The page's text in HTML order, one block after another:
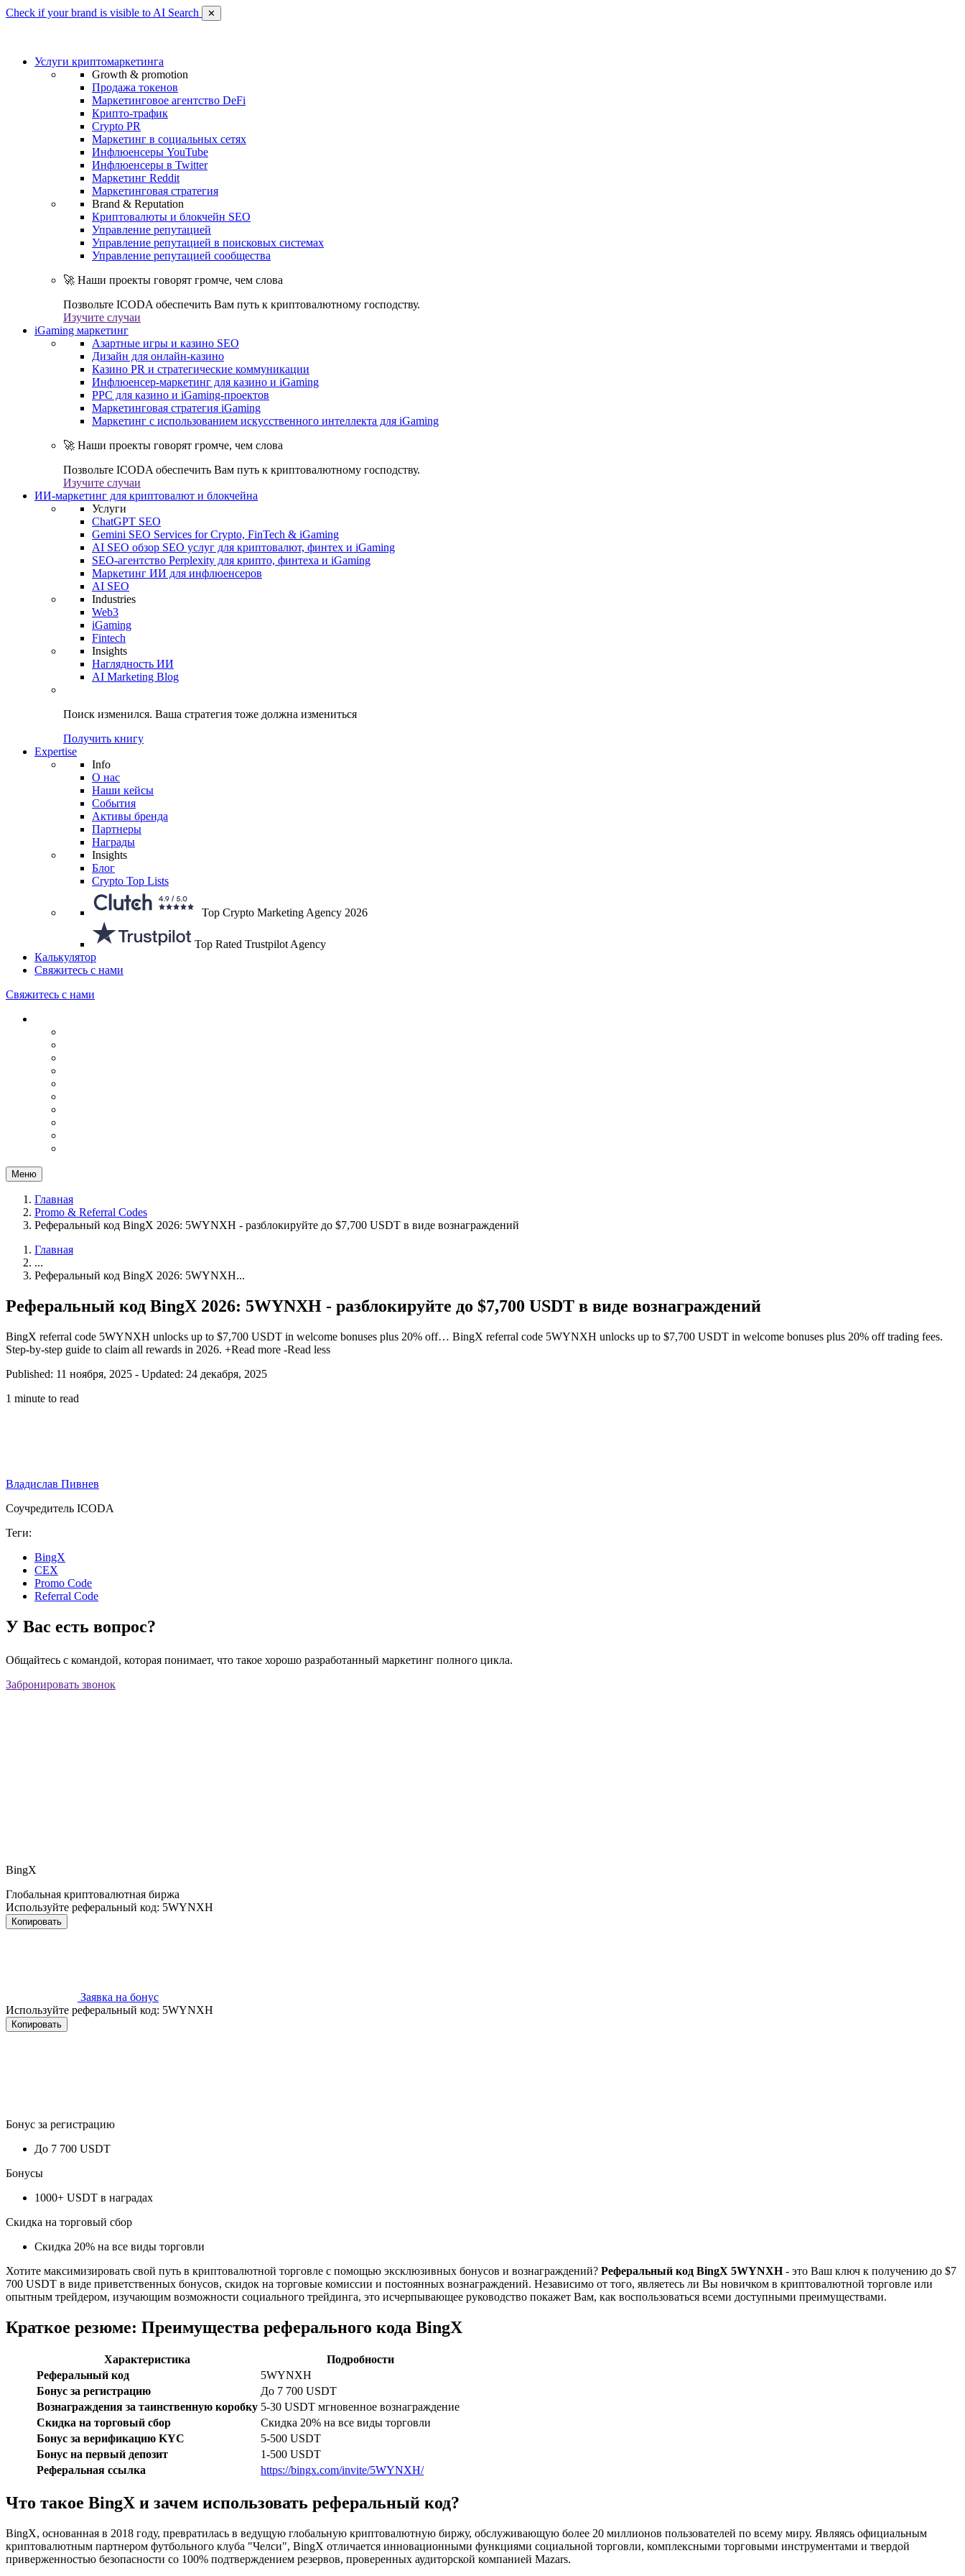
Check if your brand is visible to AI Search ✕
Услуги криптомаркетинга
Growth & promotion
Продажа токенов
Маркетинговое агентство DeFi
Крипто-трафик
Crypto PR
Маркетинг в социальных сетях
Инфлюенсеры YouTube
Инфлюенсеры в Twitter
Маркетинг Reddit
Маркетинговая стратегия
Brand & Reputation
Криптовалюты и блокчейн SEO
Управление репутацией
Управление репутацией в поисковых системах
Управление репутацией сообщества
🚀 Наши проекты говорят громче, чем слова
Позвольте ICODA обеспечить Вам путь к криптовалютному господству.
Изучите случаи
iGaming маркетинг
Азартные игры и казино SEO
Дизайн для онлайн-казино
Казино PR и стратегические коммуникации
Инфлюенсер-маркетинг для казино и iGaming
PPC для казино и iGaming-проектов
Маркетинговая стратегия iGaming
Маркетинг с использованием искусственного интеллекта для iGaming
🚀 Наши проекты говорят громче, чем слова
Позвольте ICODA обеспечить Вам путь к криптовалютному господству.
Изучите случаи
ИИ-маркетинг для криптовалют и блокчейна
Услуги
ChatGPT SEO
Gemini SEO Services for Crypto, FinTech & iGaming
AI SEO обзор SEO услуг для криптовалют, финтех и iGaming
SEO-агентство Perplexity для крипто, финтеха и iGaming
Маркетинг ИИ для инфлюенсеров
AI SEO
Industries
Web3
iGaming
Fintech
Insights
Наглядность ИИ
AI Marketing Blog
Поиск изменился. Ваша стратегия тоже должна измениться
Получить книгу
Expertise
Info
О нас
Наши кейсы
События
Активы бренда
Партнеры
Награды
Insights
Блог
Crypto Top Lists
Top Crypto Marketing Agency 2026
Top Rated Trustpilot Agency
Калькулятор
Свяжитесь с нами
Свяжитесь с нами
Меню
Главная
Promo & Referral Codes
Реферальный код BingX 2026: 5WYNXH - разблокируйте до $7,700 USDT в виде вознаграждений
Главная
...
Реферальный код BingX 2026: 5WYNXH...
Реферальный код BingX 2026: 5WYNXH - разблокируйте до $7,700 USDT в виде вознаграждений
BingX referral code 5WYNXH unlocks up to $7,700 USDT in welcome bonuses plus 20% off… BingX referral code 5WYNXH unlocks up to $7,700 USDT in welcome bonuses plus 20% off trading fees.
Step-by-step guide to claim all rewards in 2026. +Read more -Read less
Published: 11 ноября, 2025 - Updated: 24 декабря, 2025
1 minute to read
Владислав Пивнев
Соучредитель ICODA
Теги:
BingX
CEX
Promo Code
Referral Code
У Вас есть вопрос?
Общайтесь с командой, которая понимает, что такое хорошо разработанный маркетинг полного цикла.
Забронировать звонок
BingX
Глобальная криптовалютная биржа
Используйте реферальный код: 5WYNXH
Копировать
Заявка на бонус
Используйте реферальный код: 5WYNXH
Копировать
Бонус за регистрацию
До 7 700 USDT
Бонусы
1000+ USDT в наградах
Скидка на торговый сбор
Скидка 20% на все виды торговли
Хотите максимизировать свой путь в криптовалютной торговле с помощью эксклюзивных бонусов и вознаграждений? Реферальный код BingX 5WYNXH- это Ваш ключ к получению до $7
700 USDT в виде приветственных бонусов, скидок на торговые комиссии и постоянных вознаграждений. Независимо от того, являетесь ли Вы новичком в криптовалютной торговле или
опытным трейдером, изучающим возможности социального трейдинга, это исчерпывающее руководство покажет Вам, как воспользоваться всеми доступными преимуществами.
Краткое резюме: Преимущества реферального кода BingX
Характеристика
Подробности
Реферальный код
5WYNXH
Бонус за регистрацию
До 7 700 USDT
Вознаграждения за таинственную коробку 5-30 USDT мгновенное вознаграждение
Скидка на торговый сбор
Скидка 20% на все виды торговли
Бонус за верификацию KYC
5-500 USDT
Бонус на первый депозит
1-500 USDT
Реферальная ссылка
https://bingx.com/invite/5WYNXH/
Что такое BingX и зачем использовать реферальный код?
BingX, основанная в 2018 году, превратилась в ведущую глобальную криптовалютную биржу, обслуживающую более 20 миллионов пользователей по всему миру. Являясь официальным
криптовалютным партнером футбольного клуба "Челси", BingX отличается инновационными функциями социальной торговли, комплексными торговыми инструментами и твердой
приверженностью безопасности со 100% подтверждением резервов, проверенных аудиторской компанией Mazars.